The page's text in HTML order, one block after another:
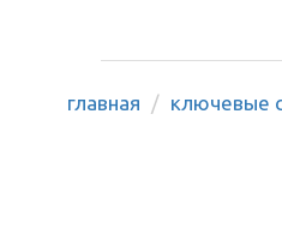
главная ключевые